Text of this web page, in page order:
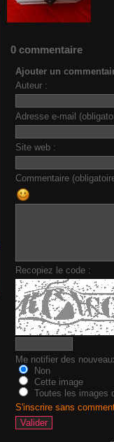
0 commentaire
Ajouter un
Auteur :
Adresse e-mail
Site web :
Commentaire
Recopiez le code :
Me notifier des
Non
Cette image
Toutes les images
S'inscrire sans